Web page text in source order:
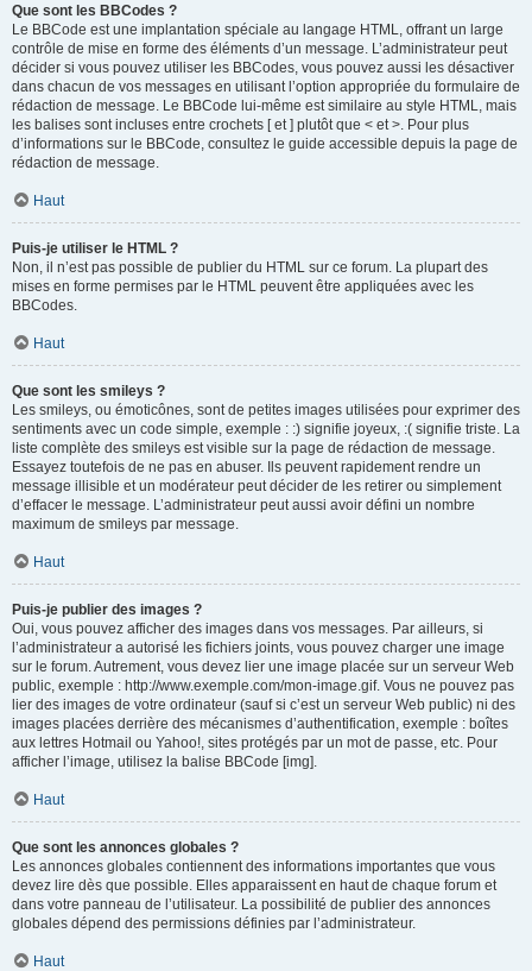
Que sont les BBCodes ?
Le BBCode est une implantation spéciale au langage HTML, offrant un large
contrôle de mise en forme des éléments d’un message. L’administrateur peut
décider si vous pouvez utiliser les BBCodes, vous pouvez aussi les désactiver
dans chacun de vos messages en utilisant l’option appropriée du formulaire de
rédaction de message. Le BBCode lui-même est similaire au style HTML, mais
les balises sont incluses entre crochets [ et ] plutôt que < et >. Pour plus
d’informations sur le BBCode, consultez le guide accessible depuis la page de
rédaction de message.
Haut
Puis-je utiliser le HTML ?
Non, il n’est pas possible de publier du HTML sur ce forum. La plupart des
mises en forme permises par le HTML peuvent être appliquées avec les
BBCodes.
Haut
Que sont les smileys ?
Les smileys, ou émoticônes, sont de petites images utilisées pour exprimer des
sentiments avec un code simple, exemple : :) signifie joyeux, :( signifie triste. La
liste complète des smileys est visible sur la page de rédaction de message.
Essayez toutefois de ne pas en abuser. Ils peuvent rapidement rendre un
message illisible et un modérateur peut décider de les retirer ou simplement
d’effacer le message. L’administrateur peut aussi avoir défini un nombre
maximum de smileys par message.
Haut
Puis-je publier des images ?
Oui, vous pouvez afficher des images dans vos messages. Par ailleurs, si
l’administrateur a autorisé les fichiers joints, vous pouvez charger une image
sur le forum. Autrement, vous devez lier une image placée sur un serveur Web
public, exemple : http://www.exemple.com/mon-image.gif. Vous ne pouvez pas
lier des images de votre ordinateur (sauf si c’est un serveur Web public) ni des
images placées derrière des mécanismes d’authentification, exemple : boîtes
aux lettres Hotmail ou Yahoo!, sites protégés par un mot de passe, etc. Pour
afficher l’image, utilisez la balise BBCode [img].
Haut
Que sont les annonces globales ?
Les annonces globales contiennent des informations importantes que vous
devez lire dès que possible. Elles apparaissent en haut de chaque forum et
dans votre panneau de l’utilisateur. La possibilité de publier des annonces
globales dépend des permissions définies par l’administrateur.
Haut